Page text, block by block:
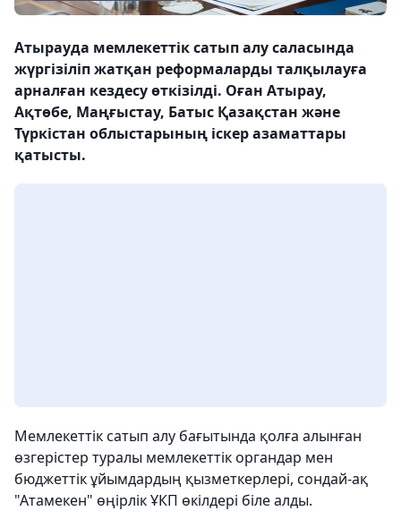
Атырауда мемлекеттік сатып алу саласында
жүргізіліп жатқан реформаларды талқылауға
арналған кездесу өткізілді. Оған Атырау,
Ақтөбе, Маңғыстау, Батыс Қазақстан және
Түркістан облыстарының іскер азаматтары
қатысты.
Мемлекеттік сатып алу бағытында қолға алынған
өзгерістер туралы мемлекеттік органдар мен
бюджеттік ұйымдардың қызметкерлері, сондай-ақ
"Атамекен" өңірлік ҰКП өкілдері біле алды.